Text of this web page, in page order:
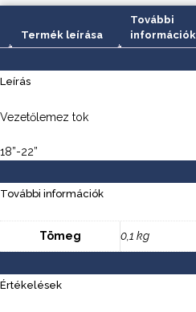
Termék leírása
További
információk
Leírás
Vezetőlemez tok
18”-22”
További információk
Tömeg 0,1 kg
Értékelések